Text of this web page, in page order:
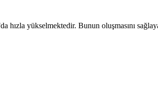
hızla yükselmektedir. Bunun oluşmasını